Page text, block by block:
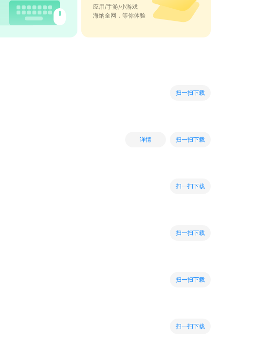
应用/手游/小游戏
海纳全网，等你体验
扫一扫下载
详情 扫一扫下载
扫一扫下载
扫一扫下载
扫一扫下载
扫一扫下载